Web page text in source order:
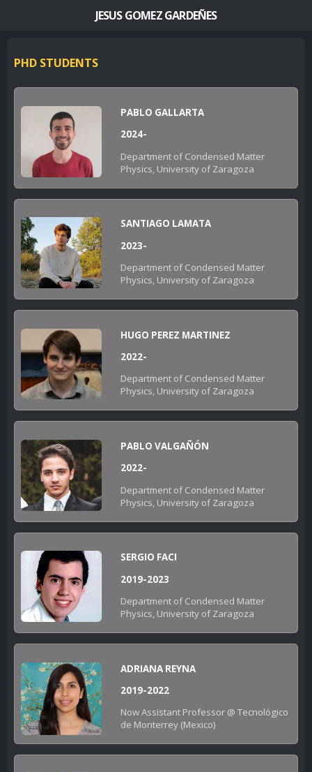
PHD STUDENTS
PABLO GALLARTA
2024-
Department of Condensed Matter
Physics, University of Zaragoza
SANTIAGO LAMATA
2023-
Department of Condensed Matter
Physics, University of Zaragoza
HUGO PEREZ MARTINEZ
2022-
Department of Condensed Matter
Physics, University of Zaragoza
PABLO VALGAÑÓN
2022-
Department of Condensed Matter
Physics, University of Zaragoza
SERGIO FACI
2019-2023
Department of Condensed Matter
Physics, University of Zaragoza
ADRIANA REYNA
2019-2022
Now Assistant Professor @ Tecnológico
de Monterrey (Mexico)
JESUS GOMEZ GARDEÑES